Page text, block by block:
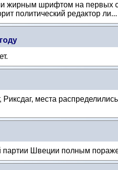
жирным шрифтом на
политический редактор ли...
места
партии Швеции полным